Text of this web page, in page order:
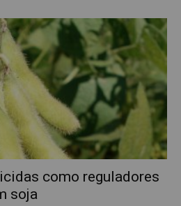
como reguladores
soja